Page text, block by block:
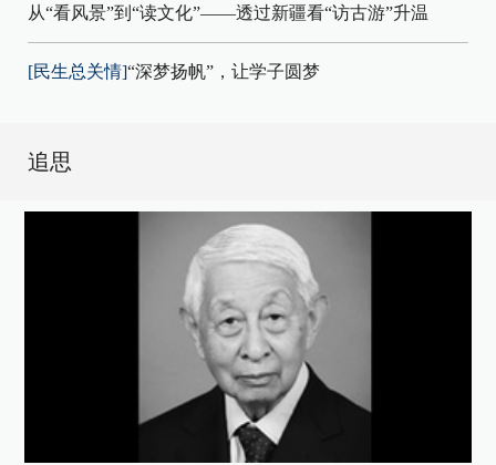
从“看风景”到“读文化”——透过新疆看“访古游”升温
[民生总关情]“深梦扬帆”，让学子圆梦
追思